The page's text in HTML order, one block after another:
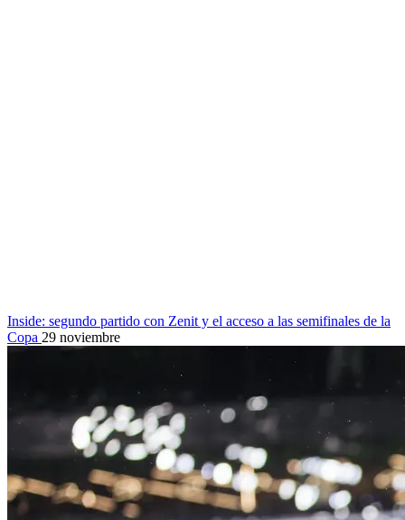
Inside: segundo partido con Zenit y el acceso a las semifinales de la
Copa 29 noviembre